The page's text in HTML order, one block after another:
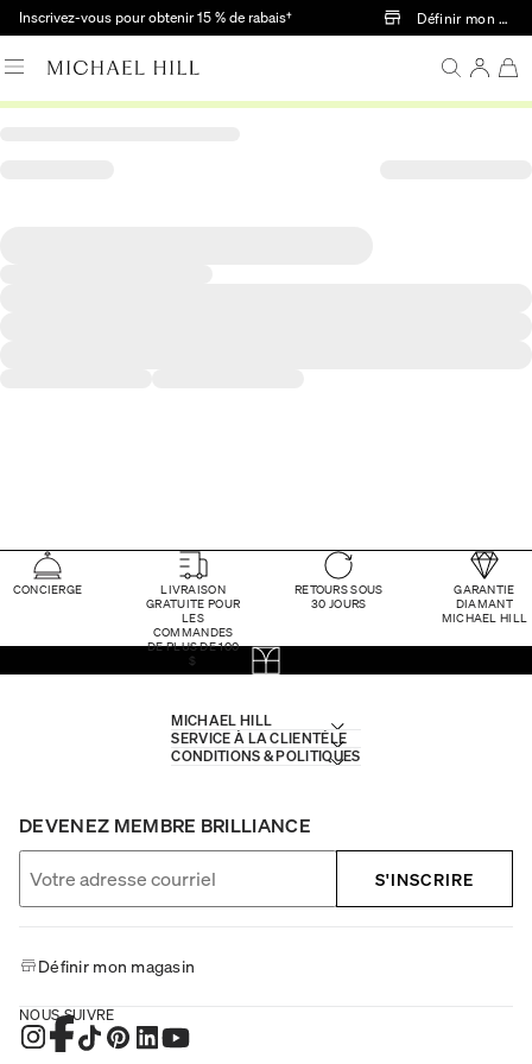
Passer au contenu principal
Inscrivez-vous pour obtenir 15 % de rabais† Définir mon
CONCIERGE
LIVRAISON
GRATUITE POUR
LES
COMMANDES
DE PLUS DE 100
$
RETOURS SOUS
30 JOURS
GARANTIE
DIAMANT
MICHAEL HILL
MICHAEL HILL
SERVICE À LA CLIENTÈLE
CONDITIONS & POLITIQUES
DEVENEZ MEMBRE BRILLIANCE
S'INSCRIRE
Définir mon magasin
NOUS SUIVRE